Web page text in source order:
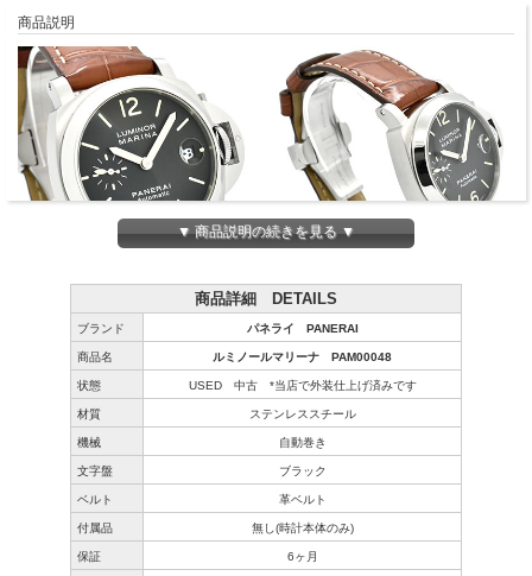
商品説明
▼ 商品説明の続きを見る ▼
商品詳細 DETAILS
ブランド パネライ PANERAI
商品名 ルミノールマリーナ PAM00048
状態 USED 中古 *当店で外装仕上げ済みです
材質 ステンレススチール
機械 自動巻き
文字盤 ブラック
ベルト 革ベルト
付属品 無し(時計本体のみ)
保証 6ヶ月